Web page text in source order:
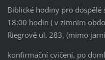
Biblické hodiny pro dospělé
18:00 hodin ( v zimním
Riegrově ul. 283, (mimo
konfirmační cvičení, po